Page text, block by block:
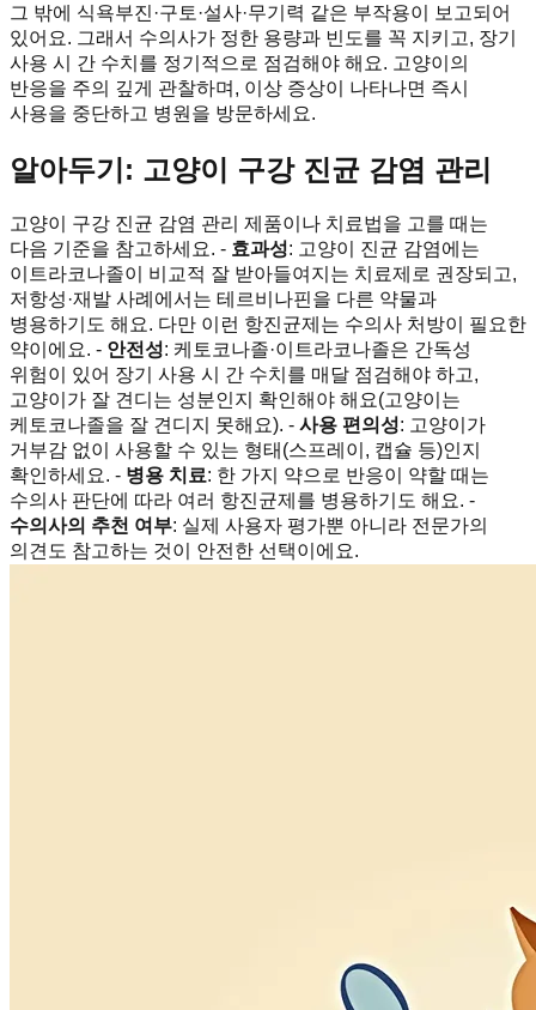
그 밖에 식욕부진·구토·설사·무기력 같은 부작용이 보고되어
있어요. 그래서 수의사가 정한 용량과 빈도를 꼭 지키고, 장기
사용 시 간 수치를 정기적으로 점검해야 해요. 고양이의
반응을 주의 깊게 관찰하며, 이상 증상이 나타나면 즉시
사용을 중단하고 병원을 방문하세요.
알아두기: 고양이 구강 진균 감염 관리
고양이 구강 진균 감염 관리 제품이나 치료법을 고를 때는
다음 기준을 참고하세요. - 효과성: 고양이 진균 감염에는
이트라코나졸이 비교적 잘 받아들여지는 치료제로 권장되고,
저항성·재발 사례에서는 테르비나핀을 다른 약물과
병용하기도 해요. 다만 이런 항진균제는 수의사 처방이 필요한
약이에요. - 안전성: 케토코나졸·이트라코나졸은 간독성
위험이 있어 장기 사용 시 간 수치를 매달 점검해야 하고,
고양이가 잘 견디는 성분인지 확인해야 해요(고양이는
케토코나졸을 잘 견디지 못해요). - 사용 편의성: 고양이가
거부감 없이 사용할 수 있는 형태(스프레이, 캡슐 등)인지
확인하세요. - 병용 치료: 한 가지 약으로 반응이 약할 때는
수의사 판단에 따라 여러 항진균제를 병용하기도 해요. -
수의사의 추천 여부: 실제 사용자 평가뿐 아니라 전문가의
의견도 참고하는 것이 안전한 선택이에요.